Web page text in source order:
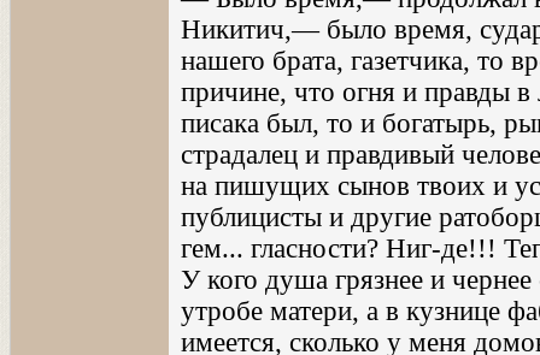
Никитич,— было время,
нашего брата, газетчика, то
причине, что огня и правды
писака был, то и богатырь,
страдалец и правдивый
на пишущих сынов твоих и
публицисты и другие
гем... гласности? Ниг-де!!!
У кого душа грязнее и чернее
утробе матери, а в кузнице
имеется, сколько у меня